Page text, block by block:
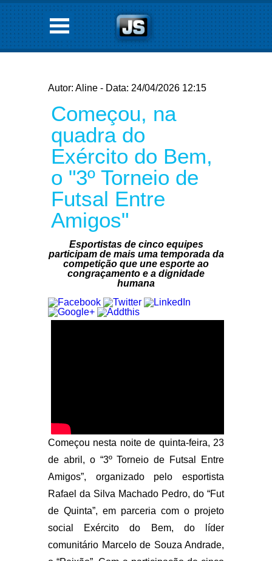
Autor: Aline - Data: 24/04/2026 12:15
Começou, na
quadra do
Exército do Bem,
o "3º Torneio de
Futsal Entre
Amigos"
Esportistas de cinco equipes
participam de mais uma temporada da
competição que une esporte ao
congraçamento e a dignidade
humana
Começou nesta noite de quinta-feira, 23
de abril, o “3º Torneio de Futsal Entre
Amigos”, organizado pelo esportista
Rafael da Silva Machado Pedro, do “Fut
de Quinta”, em parceria com o projeto
social Exército do Bem, do líder
comunitário Marcelo de Souza Andrade,